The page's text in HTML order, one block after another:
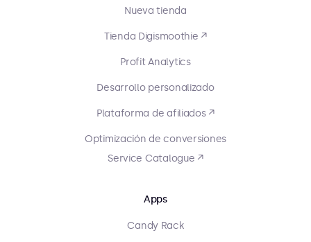
Nueva tienda
Tienda Digismoothie ↗
Profit Analytics
Desarrollo personalizado
Plataforma de afiliados ↗
Optimización de conversiones
Service Catalogue ↗
Apps
Candy Rack